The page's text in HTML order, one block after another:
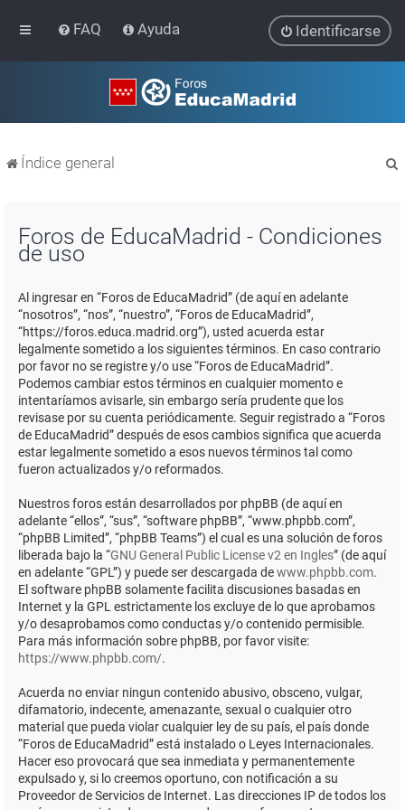
FAQ Ayuda Identificarse
Índice general
Foros de EducaMadrid - Condiciones
de uso
Al ingresar en “Foros de EducaMadrid” (de aquí en adelante
“nosotros”, “nos”, “nuestro”, “Foros de EducaMadrid”,
“https://foros.educa.madrid.org”), usted acuerda estar
legalmente sometido a los siguientes términos. En caso contrario
por favor no se registre y/o use “Foros de EducaMadrid”.
Podemos cambiar estos términos en cualquier momento e
intentaríamos avisarle, sin embargo sería prudente que los
revisase por su cuenta periódicamente. Seguir registrado a “Foros
de EducaMadrid” después de esos cambios significa que acuerda
estar legalmente sometido a esos nuevos términos tal como
fueron actualizados y/o reformados.
Nuestros foros están desarrollados por phpBB (de aquí en
adelante “ellos”, “sus”, “software phpBB”, “www.phpbb.com”,
“phpBB Limited”, “phpBB Teams”) el cual es una solución de foros
liberada bajo la “GNU General Public License v2 en Ingles” (de aquí
en adelante “GPL”) y puede ser descargada dewww.phpbb.com.
El software phpBB solamente facilita discusiones basadas en
Internet y la GPL estrictamente los excluye de lo que aprobamos
y/o desaprobamos como conductas y/o contenido permisible.
Para más información sobre phpBB, por favor visite:
https://www.phpbb.com/.
Acuerda no enviar ningun contenido abusivo, obsceno, vulgar,
difamatorio, indecente, amenazante, sexual o cualquier otro
material que pueda violar cualquier ley de su país, el país donde
“Foros de EducaMadrid” está instalado o Leyes Internacionales.
Hacer eso provocará que sea inmediata y permanentemente
expulsado y, si lo creemos oportuno, con notificación a su
Proveedor de Servicios de Internet. Las direcciones IP de todos los